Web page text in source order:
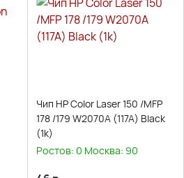
Чип HP Color Laser 150 /MFP
178 /179 W2070A (117A) Black
(1k)
Ростов: 0 Москва: 90